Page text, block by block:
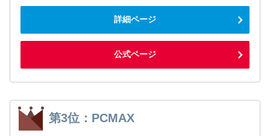
詳細ページ
公式ページ
第3位：PCMAX